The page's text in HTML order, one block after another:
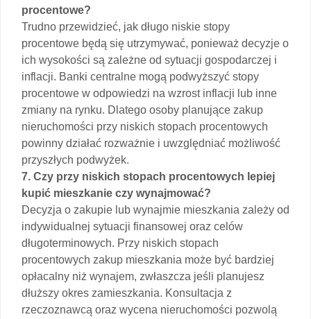
procentowe?
Trudno przewidzieć, jak długo niskie stopy
procentowe będą się utrzymywać, ponieważ decyzje o
ich wysokości są zależne od sytuacji gospodarczej i
inflacji. Banki centralne mogą podwyższyć stopy
procentowe w odpowiedzi na wzrost inflacji lub inne
zmiany na rynku. Dlatego osoby planujące zakup
nieruchomości przy niskich stopach procentowych
powinny działać rozważnie i uwzględniać możliwość
przyszłych podwyżek.
7. Czy przy niskich stopach procentowych lepiej
kupić mieszkanie czy wynajmować?
Decyzja o zakupie lub wynajmie mieszkania zależy od
indywidualnej sytuacji finansowej oraz celów
długoterminowych. Przy niskich stopach
procentowych zakup mieszkania może być bardziej
opłacalny niż wynajem, zwłaszcza jeśli planujesz
dłuższy okres zamieszkania. Konsultacja z
rzeczoznawcą oraz wycena nieruchomości pozwolą